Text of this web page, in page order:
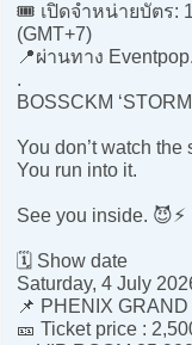
🎟️ เปิดจำหน่ายบัตร:
(GMT+7)
📍ผ่านทาง
.
BOSSCKM
You don’t watch the
You run into it.
See you inside. 😈⚡
🗓️ Show date
Saturday, 4 July
📌 PHENIX
🎫 Ticket price :